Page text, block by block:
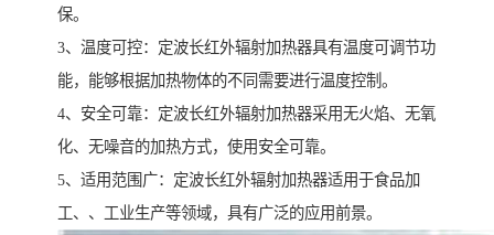
保。
3、温度可控：定波长红外辐射加热器具有温度可调节功
能，能够根据加热物体的不同需要进行温度控制。
4、安全可靠：定波长红外辐射加热器采用无火焰、无氧
化、无噪音的加热方式，使用安全可靠。
5、适用范围广：定波长红外辐射加热器适用于食品加
工、、工业生产等领域，具有广泛的应用前景。